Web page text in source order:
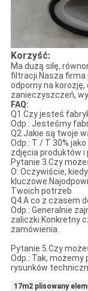
Korzyść:
Ma dużą siłę,
filtracji.Nasza firma
odporny na korozję,
zanieczyszczeń,
FAQ:
Q1.Czy jesteś
Odp.: Jesteśmy
Q2.Jakie są twoje
Odp.: T / T 30%
zdjęcia produktów i
Pytanie 3.Czy
O: Oczywiście,
Twoich potrzeb
Q4.A co z czasem
Odp.: Generalnie
zaliczki.Konkretny
zamówienia.
Pytanie 5.Czy
Odp.: Tak, możemy
rysunków
17m2 plisowany